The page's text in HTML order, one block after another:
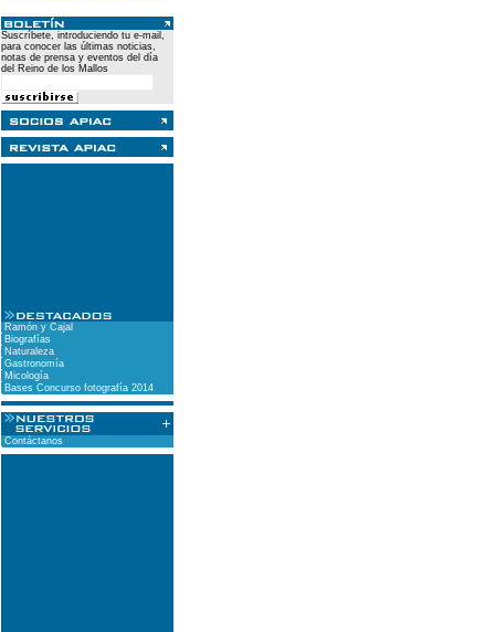
Suscríbete, introduciendo tu e-mail,
para conocer las últimas noticias,
notas de prensa y eventos del día
del Reino de los Mallos
Ramón y Cajal
Biografías
Naturaleza
Gastronomía
Micología
Bases Concurso fotografía 2014
Contáctanos